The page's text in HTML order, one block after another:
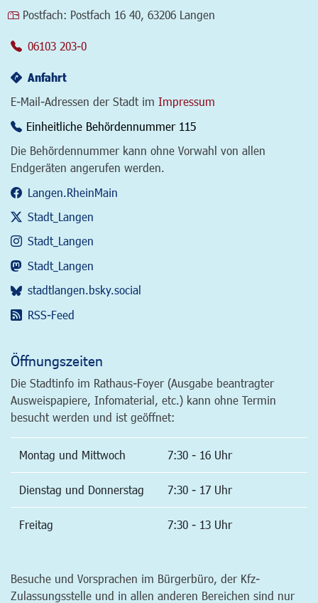
Postfach: Postfach 16 40, 63206 Langen
06103 203-0
Anfahrt
E-Mail-Adressen der Stadt im Impressum
Einheitliche Behördennummer 115
Die Behördennummer kann ohne Vorwahl von allen
Endgeräten angerufen werden.
Langen.RheinMain
Stadt_Langen
Stadt_Langen
Stadt_Langen
stadtlangen.bsky.social
RSS-Feed
Öffnungszeiten
Die Stadtinfo im Rathaus-Foyer (Ausgabe beantragter
Ausweispapiere, Infomaterial, etc.) kann ohne Termin
besucht werden und ist geöffnet:
Montag und Mittwoch 7:30 - 16 Uhr
Dienstag und Donnerstag 7:30 - 17 Uhr
Freitag 7:30 - 13 Uhr
Besuche und Vorsprachen im Bürgerbüro, der Kfz-
Zulassungsstelle und in allen anderen Bereichen sind nur